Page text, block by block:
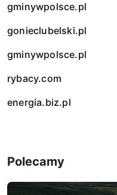
gminywpolsce.pl
gonieclubelski.pl
gminywpolsce.pl
rybacy.com
energia.biz.pl
Polecamy